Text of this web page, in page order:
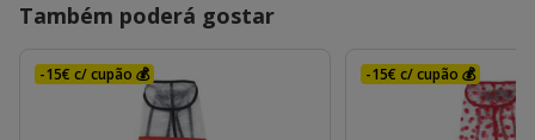
Também poderá gostar
-15€ c/ cupão 💰 -15€ c/ cupão 💰